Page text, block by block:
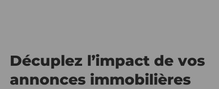
Décuplez l’impact de vos
annonces immobilières